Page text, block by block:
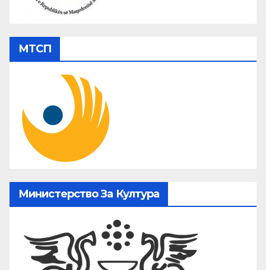
МТСП
Министерство За Култура